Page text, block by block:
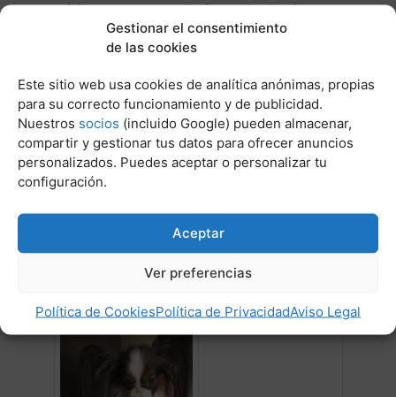
Gestionar el consentimiento
de las cookies
Este sitio web usa cookies de analítica anónimas, propias
para su correcto funcionamiento y de publicidad.
Nuestros socios (incluido Google) pueden almacenar,
compartir y gestionar tus datos para ofrecer anuncios
personalizados. Puedes aceptar o personalizar tu
configuración.
Aceptar
Ver preferencias
Política de CookiesPolítica de PrivacidadAviso Legal
arroz blanco como parte importante de sus
planes de nutrición.
El objetivo del atleta y del levantador de pesas
es suministrar cantidades adecuadas de
macronutrientes para alimentar el
entrenamiento extremo y reponer las reservas
de glucógeno gravemente agotadas. El arroz
blanco desempeña un papel importante en este
proceso y se considera una excelente nutrición
deportiva para estos atletas.
Post Relacionados: